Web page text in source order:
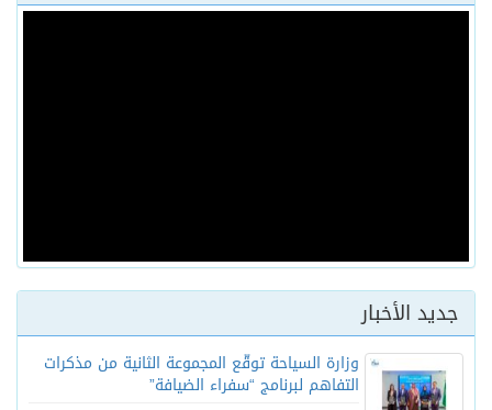
جديد الأخبار
وزارة السياحة توقّع المجموعة الثانية من مذكرات
التفاهم لبرنامج “سفراء الضيافة”